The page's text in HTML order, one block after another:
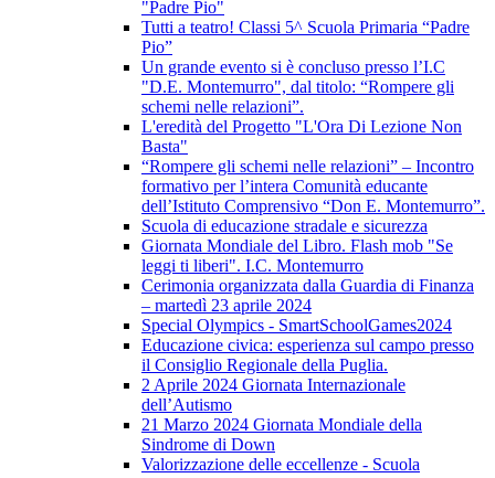
"Padre Pio"
Tutti a teatro! Classi 5^ Scuola Primaria “Padre
Pio”
Un grande evento si è concluso presso l’I.C
"D.E. Montemurro", dal titolo: “Rompere gli
schemi nelle relazioni”.
L'eredità del Progetto "L'Ora Di Lezione Non
Basta"
“Rompere gli schemi nelle relazioni” – Incontro
formativo per l’intera Comunità educante
dell’Istituto Comprensivo “Don E. Montemurro”.
Scuola di educazione stradale e sicurezza
Giornata Mondiale del Libro. Flash mob "Se
leggi ti liberi". I.C. Montemurro
Cerimonia organizzata dalla Guardia di Finanza
– martedì 23 aprile 2024
Special Olympics - SmartSchoolGames2024
Educazione civica: esperienza sul campo presso
il Consiglio Regionale della Puglia.
2 Aprile 2024 Giornata Internazionale
dell’Autismo
21 Marzo 2024 Giornata Mondiale della
Sindrome di Down
Valorizzazione delle eccellenze - Scuola